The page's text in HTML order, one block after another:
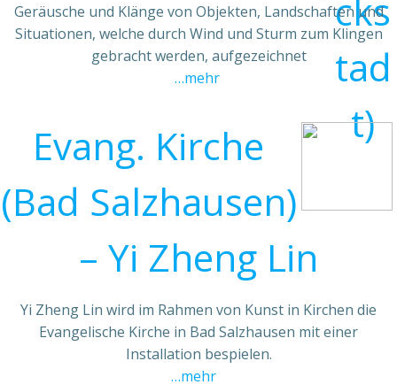
Geräusche und Klänge von Objekten, Landschaften und
Situationen, welche durch Wind und Sturm zum Klingen
gebracht werden, aufgezeichnet
…mehr
Evang. Kirche
(Bad Salzhausen)
– Yi Zheng Lin
Yi Zheng Lin wird im Rahmen von Kunst in Kirchen die
Evangelische Kirche in Bad Salzhausen mit einer
Installation bespielen.
…mehr